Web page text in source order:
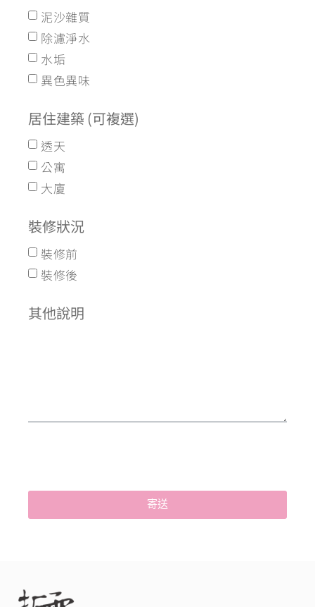
泥沙雜質
除濾淨水
水垢
異色異味
居住建築 (可複選)
透天
公寓
大廈
裝修狀況
裝修前
裝修後
其他說明
寄送